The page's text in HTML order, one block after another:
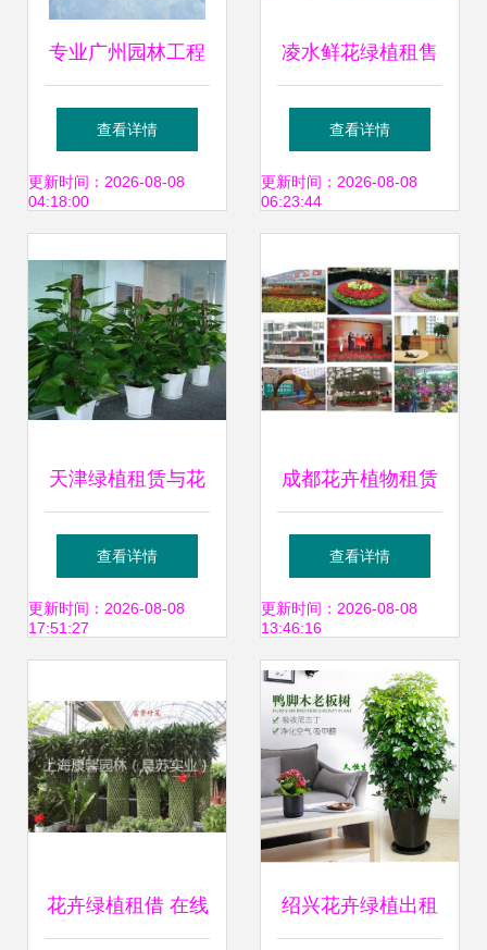
专业广州园林工程
服务 番禺幸福
family园林助力绿
租借
查看详情
更新时间：2026-08-08
04:18:00
凌水鲜花绿植租售
立景园林的专业之
选
查看详情
更新时间：2026-08-08
06:23:44
天津绿植租赁与花
卉配送服务全攻略
打造室内自然生态
查看详情
更新时间：2026-08-08
17:51:27
成都花卉植物租赁
产业现状与发展趋
势 以绿植出租基地
助推区域生态文明
查看详情
更新时间：2026-08-08
13:46:16
花卉绿植租借 在线 绍兴花卉绿植出租